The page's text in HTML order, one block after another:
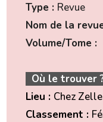
Type : Revue
Nom de la
Volume/Tome :
Où le trouver
Lieu : Chez Zelle
Classement :